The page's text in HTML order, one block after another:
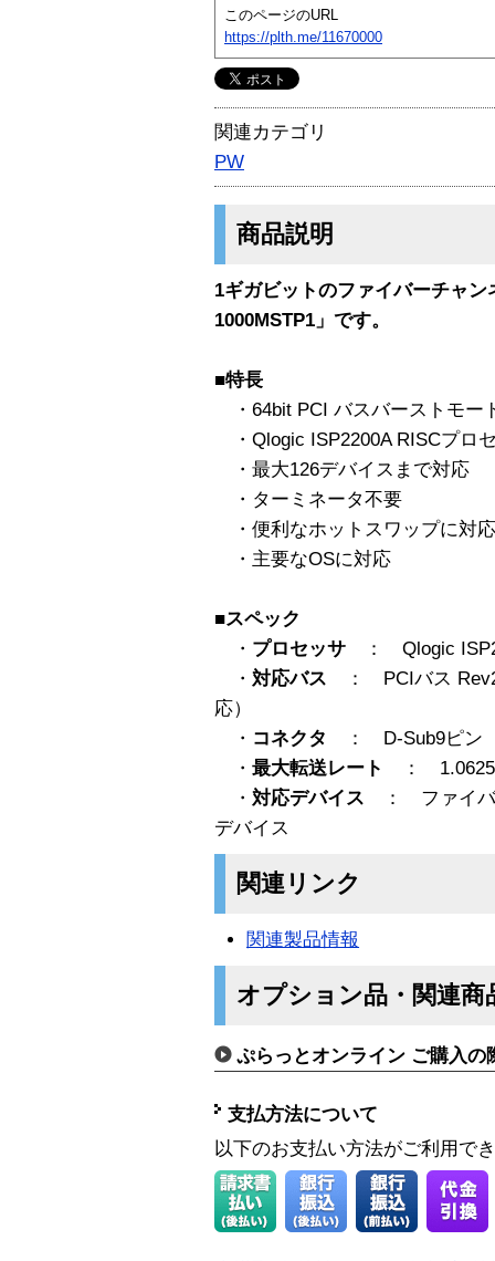
このページのURL
https://plth.me/11670000
関連カテゴリ
PW
商品説明
1ギガビットのファイバーチャ
1000MSTP1」です。
■特長
・64bit PCI バスバーストモー
・Qlogic ISP2200A RISCプロ
・最大126デバイスまで対応
・ターミネータ不要
・便利なホットスワップに対応
・主要なOSに対応
■スペック
・ プロセッサ ： Qlogic
・ 対応バス ： PCIバス
応）
・ コネクタ
： D-Sub9ピン
・ 最大転送レート
：
・ 対応デバイス ： ファイバ
デバイス
関連リンク
関連製品情報
オプション品・関連商
ぷらっとオンライン ご購入の
支払方法について
以下のお支払い方法がご利用で